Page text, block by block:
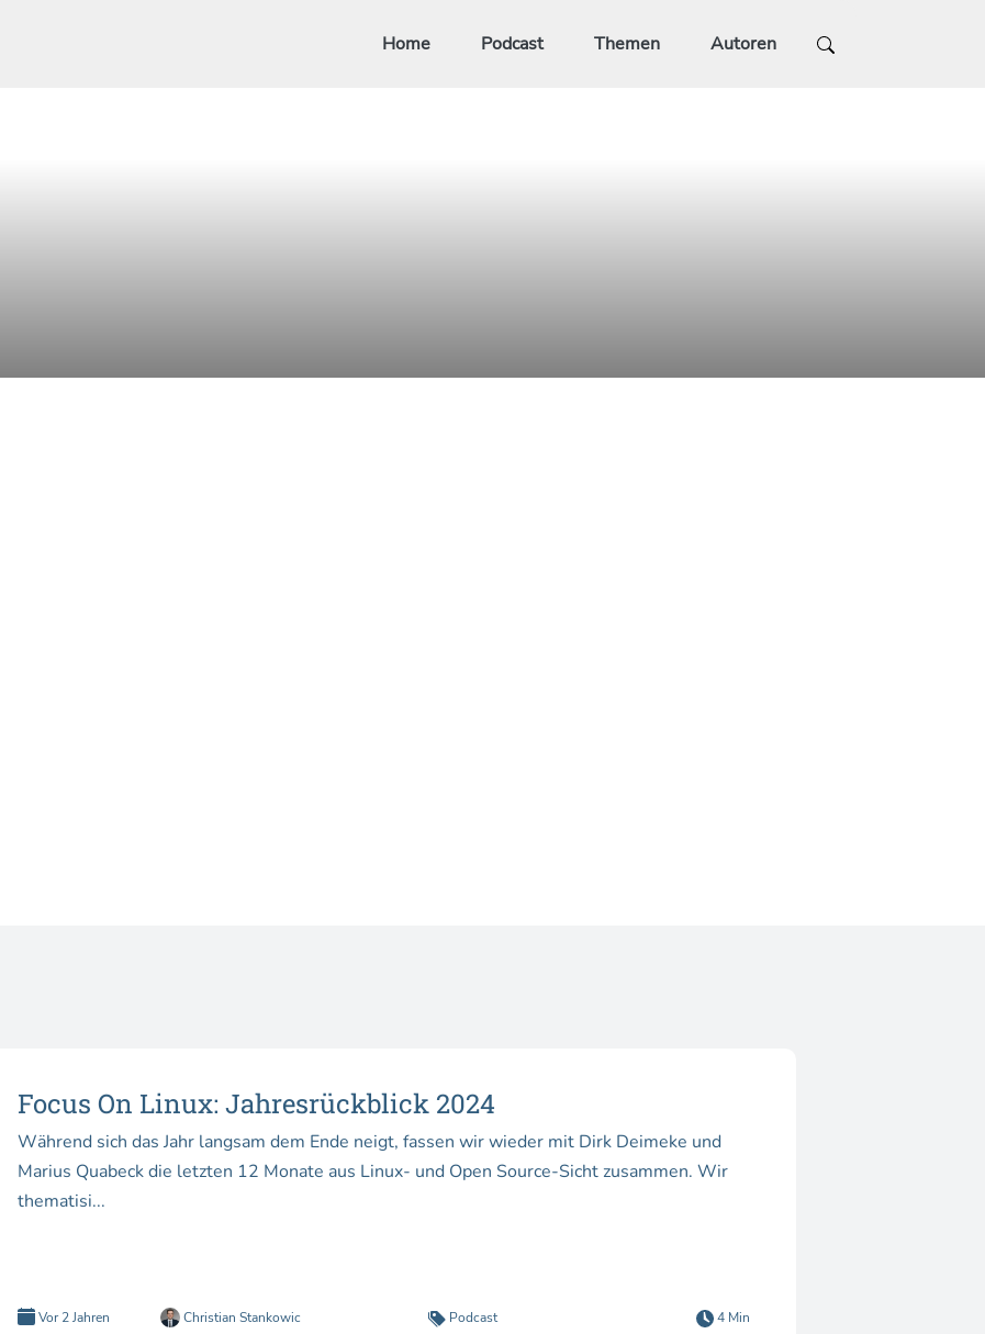
Home Podcast Themen Autoren
Focus On Linux: Jahresrückblick 2024
Während sich das Jahr langsam dem Ende neigt, fassen wir wieder mit Dirk Deimeke und
Marius Quabeck die letzten 12 Monate aus Linux- und Open Source-Sicht zusammen. Wir
thematisi...
Vor 2 Jahren Christian Stankowic Podcast 4 Min